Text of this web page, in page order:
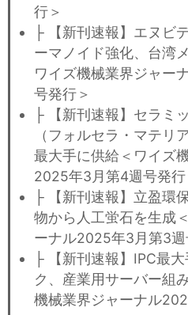
行＞
├ 【新刊速報】エヌビ
ーマノイド強化、台湾
ワイズ機械業界ジャー
号発行＞
├ 【新刊速報】セラミ
（フォルセラ・マテリ
最大手に供給＜ワイズ
2025年3月第4週号発行
├ 【新刊速報】立盈環
物から人工蛍石を生成
ーナル2025年3月第3週
├ 【新刊速報】IPC最
ク、産業用サーバー組
機械業界ジャーナル